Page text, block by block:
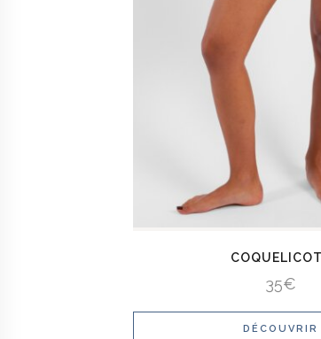
35€
DÉCOUVRIR